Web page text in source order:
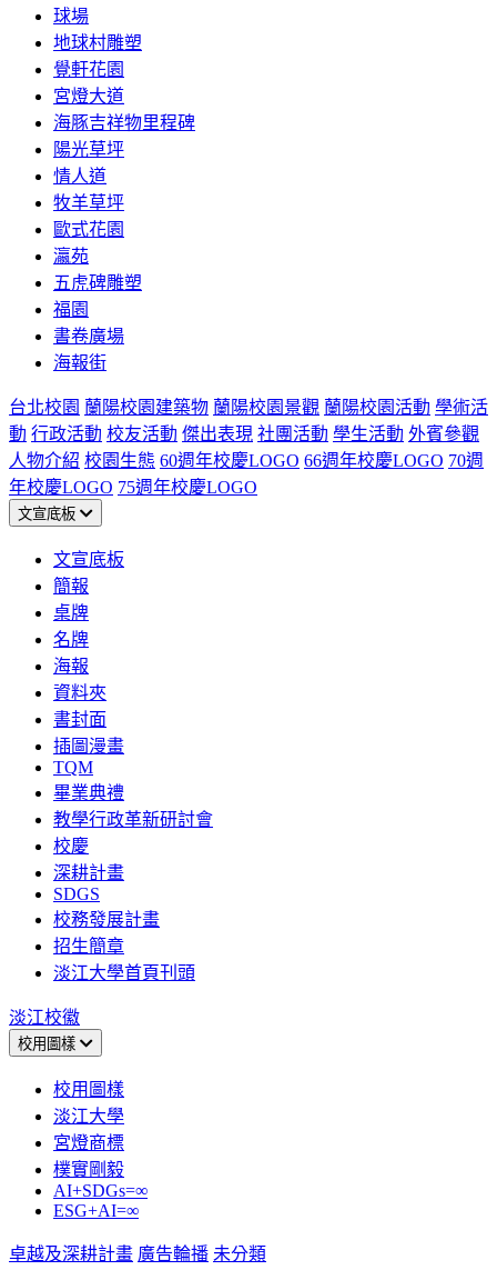
球場
地球村雕塑
覺軒花園
宮燈大道
海豚吉祥物里程碑
陽光草坪
情人道
牧羊草坪
歐式花園
瀛苑
五虎碑雕塑
福園
書卷廣場
海報街
台北校園 蘭陽校園建築物 蘭陽校園景觀 蘭陽校園活動 學術活
動 行政活動 校友活動 傑出表現 社團活動 學生活動 外賓參觀
人物介紹 校園生態 60週年校慶LOGO 66週年校慶LOGO 70週
年校慶LOGO 75週年校慶LOGO
文宣底板
文宣底板
簡報
桌牌
名牌
海報
資料夾
書封面
插圖漫畫
TQM
畢業典禮
教學行政革新研討會
校慶
深耕計畫
SDGS
校務發展計畫
招生簡章
淡江大學首頁刊頭
淡江校徽
校用圖樣
校用圖樣
淡江大學
宮燈商標
樸實剛毅
AI+SDGs=∞
ESG+AI=∞
卓越及深耕計畫 廣告輪播 未分類